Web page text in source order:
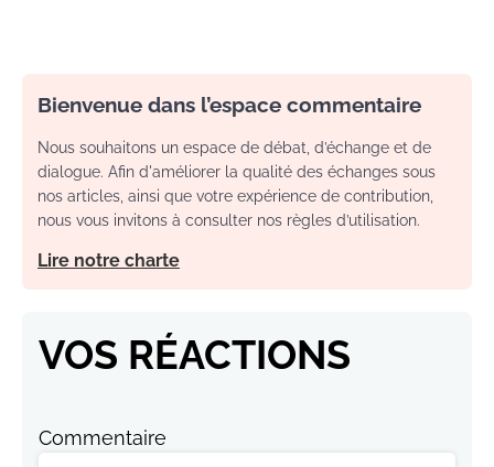
Bienvenue dans l’espace commentaire
Nous souhaitons un espace de débat, d’échange et de
dialogue. Afin d'améliorer la qualité des échanges sous
nos articles, ainsi que votre expérience de contribution,
nous vous invitons à consulter nos règles d’utilisation.
Lire notre charte
VOS RÉACTIONS
Commentaire